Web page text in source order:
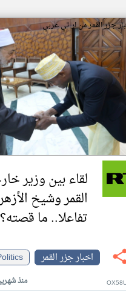
جزر القمر من ار تي عربي
لقاء بين وزير
القمر وشيخ
تفاعلا.. ما قصته؟
اخبار جزر القمر
منذ